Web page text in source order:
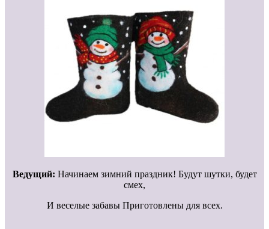
Ведущий: Начинаем зимний праздник! Будут шутки, будет
смех,
И веселые забавы Приготовлены для всех.